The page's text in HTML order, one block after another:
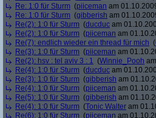
Re: 1:0 für Sturm (piiceman am
Re: 1:0 für Sturm (gibberish am
Re(2): 1:0 für Sturm (ducduc am
Re(2): 1:0 für Sturm (piiceman am
Re(7): endlich wieder ein thread für mich (
Re(3): 1:0 für Sturm (piiceman am
Re(2): hsv : tel aviv 3 : 1 (Winnie_Pooh
Re(4): 1:0 für Sturm (ducduc am
Re(3): 1:0 für Sturm (gibberish am
Re(4): 1:0 für Sturm (piiceman am
Re(5): 1:0 für Sturm (gibberish am
Re(4): 1:0 für Sturm (Tonic Walter am
Re(6): 1:0 für Sturm (piiceman am